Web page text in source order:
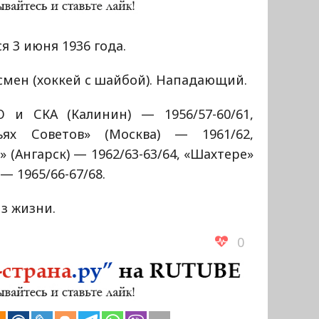
3 июня 1936 года.
(хоккей с шайбой). Нападающий.
СКА (Калинин) — 1956/57-60/61,
Советов» (Москва) — 1961/62,
(Ангарск) — 1962/63-63/64, «Шахтере»
1965/66-67/68.
жизни.
0